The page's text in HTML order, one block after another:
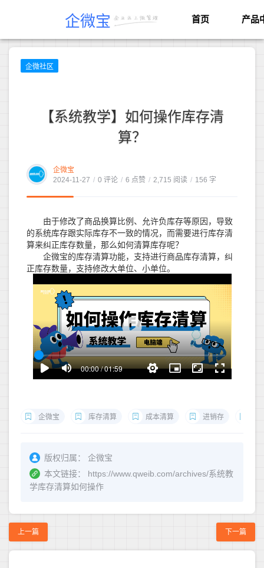
企微宝 首页 产品
企微社区
【系统教学】如何操作库存清
算？
企微宝
2024-11-27 / 0 评论 / 6 点赞 / 2,715 阅读 / 156 字
由于修改了商品换算比例、允许负库存等原因，导致
的系统库存跟实际库存不一致的情况，而需要进行库存清
算来纠正库存数量，那么如何清算库存呢？
企微宝的库存清算功能，支持进行商品库存清算，纠
正库存数量，支持修改大单位、小单位。
企微宝 库存清算 成本清算 进销存
版权归属：
企微宝
本文链接：
https://www.qweib.com/archives/系统教
学库存清算如何操作
上一篇 下一篇